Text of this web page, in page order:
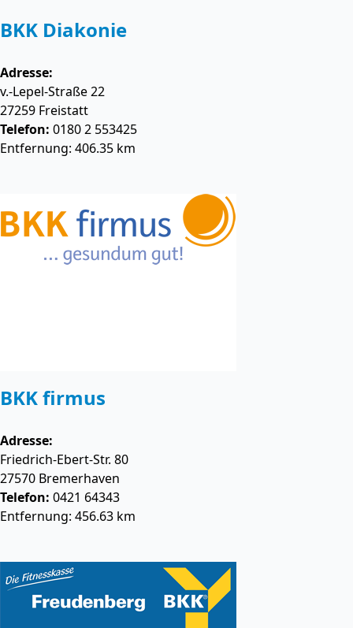
BKK Diakonie
Adresse:
v.-Lepel-Straße 22
27259 Freistatt
Telefon: 0180 2 553425
Entfernung: 406.35 km
BKK firmus
Adresse:
Friedrich-Ebert-Str. 80
27570 Bremerhaven
Telefon: 0421 64343
Entfernung: 456.63 km